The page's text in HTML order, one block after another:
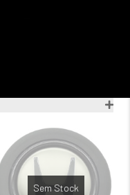
Sem Stock